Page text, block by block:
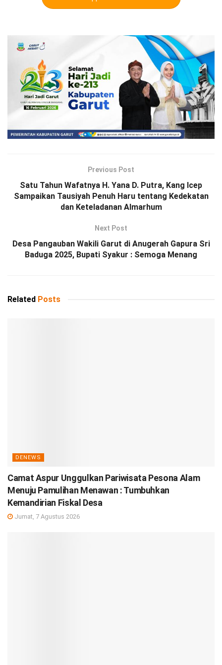
Previous Post
Satu Tahun Wafatnya H. Yana D. Putra, Kang Icep
Sampaikan Tausiyah Penuh Haru tentang Kedekatan
dan Keteladanan Almarhum
Next Post
Desa Pangauban Wakili Garut di Anugerah Gapura Sri
Baduga 2025, Bupati Syakur : Semoga Menang
Related Posts
DENEWS
Camat Aspur Unggulkan Pariwisata Pesona Alam
Menuju Pamulihan Menawan : Tumbuhkan
Kemandirian Fiskal Desa
Jumat, 7 Agustus 2026